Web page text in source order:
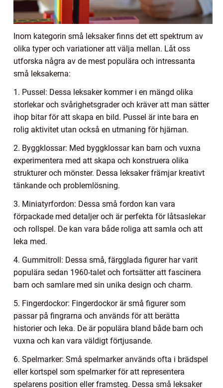
Inom kategorin små leksaker finns det ett spektrum av
olika typer och variationer att välja mellan. Låt oss
utforska några av de mest populära och intressanta
små leksakerna:
1. Pussel: Dessa leksaker kommer i en mängd olika
storlekar och svårighetsgrader och kräver att man sätter
ihop bitar för att skapa en bild. Pussel är inte bara en
rolig aktivitet utan också en utmaning för hjärnan.
2. Byggklossar: Med byggklossar kan barn och vuxna
experimentera med att skapa och konstruera olika
strukturer och mönster. Dessa leksaker främjar kreativt
tänkande och problemlösning.
3. Miniatyrfordon: Dessa små fordon kan vara
förpackade med detaljer och är perfekta för låtsaslekar
och rollspel. De kan vara både roliga att samla och att
leka med.
4. Gummitroll: Dessa små, färgglada figurer har varit
populära sedan 1960-talet och fortsätter att fascinera
barn och samlare med sin unika design och charm.
5. Fingerdockor: Fingerdockor är små figurer som
passar på fingrarna och används för att berätta
historier och leka. De är populära bland både barn och
vuxna och kan vara väldigt förtjusande.
6. Spelmarker: Små spelmarker används ofta i brädspel
eller kortspel som spelmarker för att representera
spelarens position eller framsteg. Dessa små leksaker